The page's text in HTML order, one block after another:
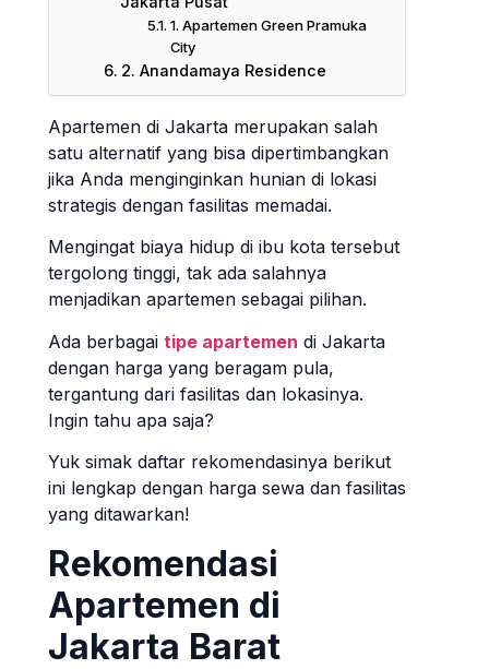
1. Apartemen Green Pramuka
City
2. Anandamaya Residence
Apartemen di Jakarta merupakan salah
satu alternatif yang bisa dipertimbangkan
jika Anda menginginkan hunian di lokasi
strategis dengan fasilitas memadai.
Mengingat biaya hidup di ibu kota tersebut
tergolong tinggi, tak ada salahnya
menjadikan apartemen sebagai pilihan.
Ada berbagai tipe apartemen di Jakarta
dengan harga yang beragam pula,
tergantung dari fasilitas dan lokasinya.
Ingin tahu apa saja?
Yuk simak daftar rekomendasinya berikut
ini lengkap dengan harga sewa dan fasilitas
yang ditawarkan!
Rekomendasi
Apartemen di
Jakarta Barat